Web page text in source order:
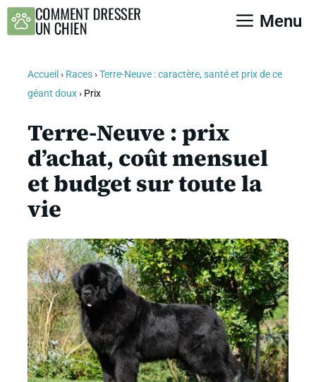
Aller
Menu
Accueil › Races›Terre-Neuve : caractère, santé et prix de ce
géant doux› Prix
Terre-Neuve : prix
d’achat, coût mensuel
et budget sur toute la
vie